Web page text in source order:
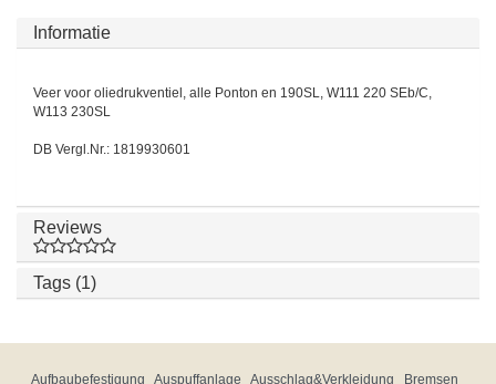
Informatie
Veer voor oliedrukventiel, alle Ponton en 190SL, W111 220 SEb/C,
W113 230SL
DB Vergl.Nr.: 1819930601
Reviews
Tags (1)
Aufbaubefestigung Auspuffanlage Ausschlag&Verkleidung
Bremsen